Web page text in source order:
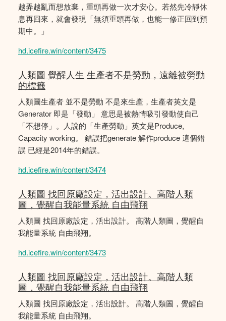
越弄越亂而想放棄，重頭再做一次才安心。若然先冷靜休
息再回來，就會發現「無須重頭再做，也能一修正回到預
期中。」
hd.icefire.win/content/3475
人類圖 覺醒人生 生產者不是勞動，遠離被勞動
的標籤
人類圖生產者 並不是勞動 不是來生產，生產者英文是
Generator 即是「發動」 意思是被熱情吸引發動使自己
「不想停」。人說的「生產勞動」英文是Produce,
Capacity working。 錯誤把generate 解作produce 這個錯
誤 已經是2014年的錯誤。
hd.icefire.win/content/3474
人類圖 找回原廠設定，活出設計。高階人類
圖，覺醒自我能量系統 自由飛翔
人類圖 找回原廠設定，活出設計。 高階人類圖，覺醒自
我能量系統 自由飛翔。
hd.icefire.win/content/3473
人類圖 找回原廠設定，活出設計。高階人類
圖，覺醒自我能量系統 自由飛翔
人類圖 找回原廠設定，活出設計。 高階人類圖，覺醒自
我能量系統 自由飛翔。